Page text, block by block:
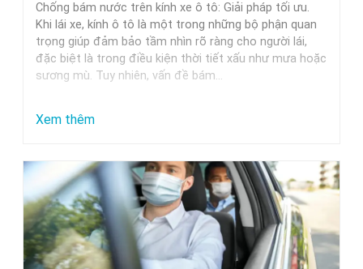
Nhất
Chống bám nước trên kính xe ô tô: Giải pháp tối ưu.
Khi lái xe, kính ô tô là một trong những bộ phận quan
trọng giúp đảm bảo tầm nhìn rõ ràng cho người lái,
đặc biệt là trong điều kiện thời tiết xấu như mưa hoặc
sương mù. Tuy nhiên, vấn đề bám…
Xem thêm:
bám
nước
trên
kính
xe